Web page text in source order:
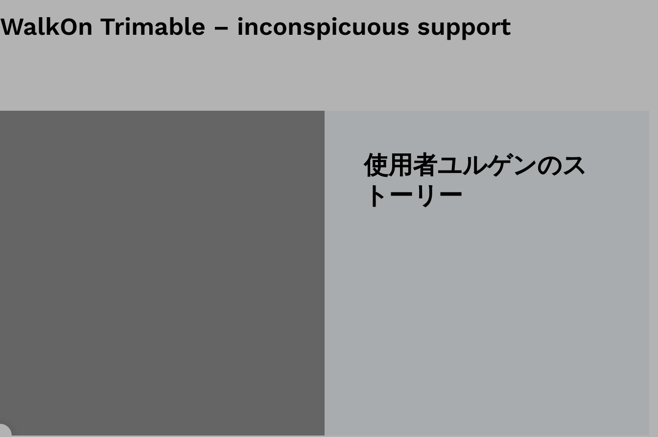
WalkOn Trimable – inconspicuous support
使用者ユルゲンのス
トーリー